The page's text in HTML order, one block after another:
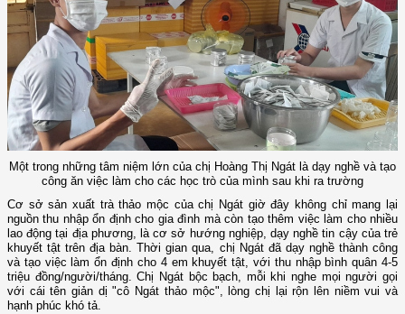
Một trong những tâm niệm lớn của chị Hoàng Thị Ngát là dạy nghề và tạo
công ăn việc làm cho các học trò của mình sau khi ra trường
Cơ sở sản xuất trà thảo mộc của chị Ngát giờ đây không chỉ mang lại
nguồn thu nhập ổn định cho gia đình mà còn tạo thêm việc làm cho nhiều
lao động tại địa phương, là cơ sở hướng nghiệp, dạy nghề tin cậy của trẻ
khuyết tật trên địa bàn. Thời gian qua, chị Ngát đã dạy nghề thành công
và tạo việc làm ổn định cho 4 em khuyết tật, với thu nhập bình quân 4-5
triệu đồng/người/tháng. Chị Ngát bộc bạch, mỗi khi nghe mọi người gọi
với cái tên giản dị "cô Ngát thảo mộc", lòng chị lại rộn lên niềm vui và
hạnh phúc khó tả.